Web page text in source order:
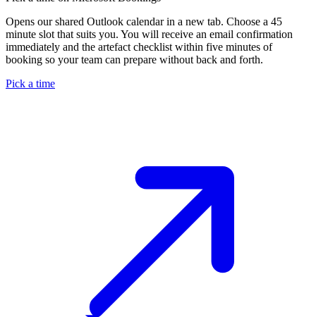
Opens our shared Outlook calendar in a new tab. Choose a 45
minute slot that suits you. You will receive an email confirmation
immediately and the artefact checklist within five minutes of
booking so your team can prepare without back and forth.
Pick a time